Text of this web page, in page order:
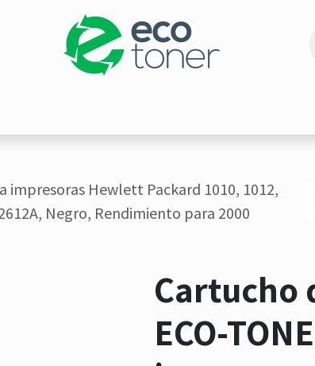
impresoras Hewlett Packard 1010, 1012,
Negro, Rendimiento para 2000
Cartucho
ECO-